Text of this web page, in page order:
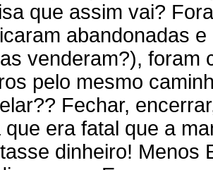
que assim vai?
abandonadas
venderam?), foram
pelo mesmo
Fechar,
que era fatal que a
dinheiro! Menos